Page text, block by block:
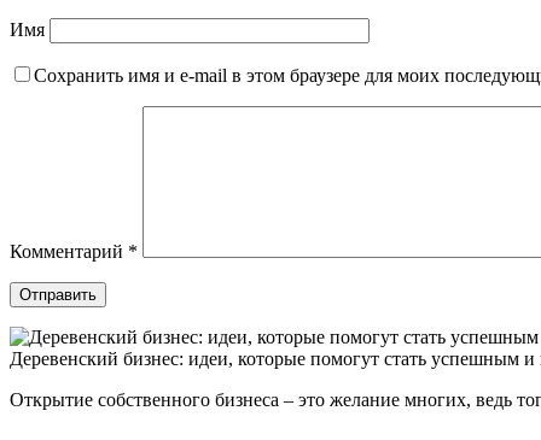
Имя
Сохранить имя и e-mail в этом браузере для моих
Комментарий *
Отправить
Деревенский бизнес: идеи, которые помогут стать успешным
Открытие собственного бизнеса – это желание многих, ведь